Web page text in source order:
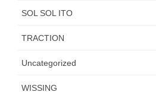
SOL SOL ITO
TRACTION
Uncategorized
WISSING